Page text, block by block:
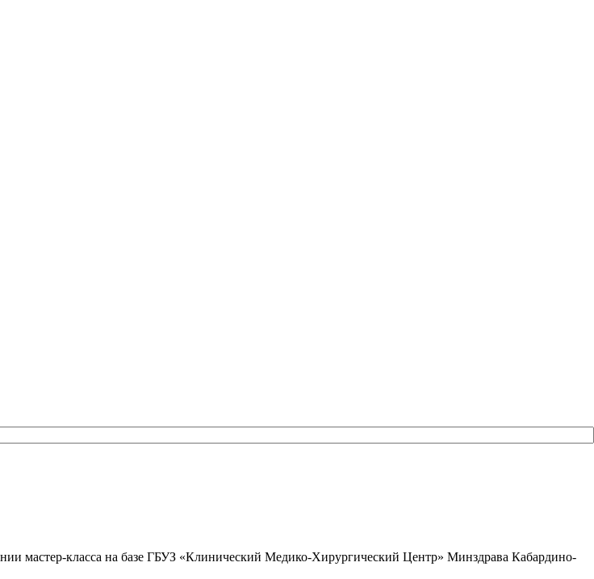
мастер-класса на базе ГБУЗ «Клинический Медико-Хирургический Центр» Минздрава Кабардино-